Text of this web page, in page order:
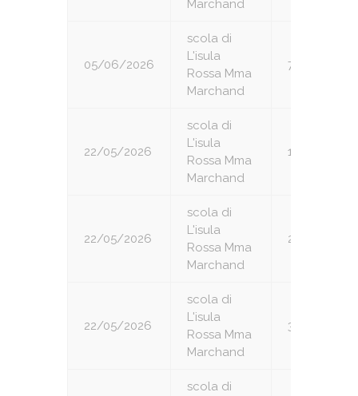
Marchand
05/06/2026
scola di
L'isula
Rossa Mma
Marchand
7
22/05/2026
scola di
L'isula
Rossa Mma
Marchand
1
22/05/2026
scola di
L'isula
Rossa Mma
Marchand
2
22/05/2026
scola di
L'isula
Rossa Mma
Marchand
3
scola di